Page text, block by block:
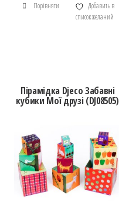
Порівняти
Добавить в
список желаний
Пірамідка Djeco Забавні
кубики Мої друзі (DJ08505)